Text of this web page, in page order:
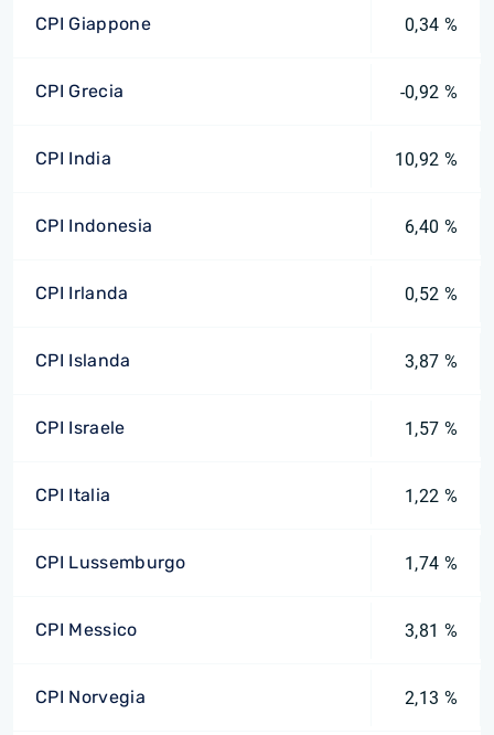
CPI Giappone 0,34 %
CPI Grecia -0,92 %
CPI India 10,92 %
CPI Indonesia 6,40 %
CPI Irlanda 0,52 %
CPI Islanda 3,87 %
CPI Israele 1,57 %
CPI Italia 1,22 %
CPI Lussemburgo 1,74 %
CPI Messico 3,81 %
CPI Norvegia 2,13 %